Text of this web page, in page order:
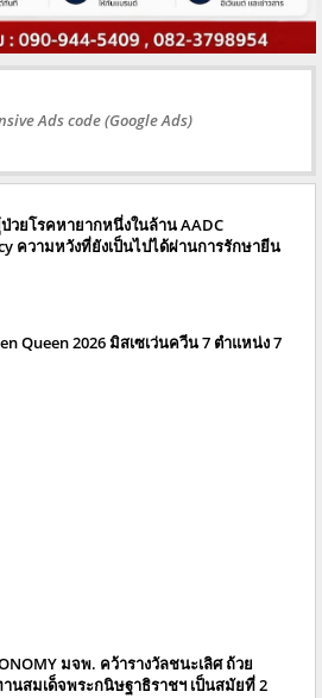
Ads code (Google Ads)
วยโรคหายากหนึ่งในล้าน AADC
ความหวังที่ยังเป็นไปได้ผ่านการรักษายีน
Queen 2026 มิสเซเว่นควีน 7 ตำแหน่ง 7
มจพ. คว้ารางวัลชนะเลิศ ถ้วย
นสมเด็จพระกนิษฐาธิราชฯ เป็นสมัยที่ 2